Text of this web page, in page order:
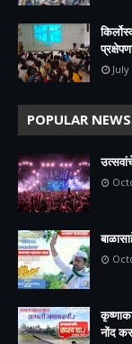
July
POPULAR NEWS
नोंद